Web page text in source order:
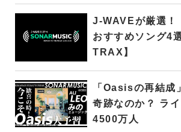
J-WAVEが厳選！
おすすめソング4
TRAX】
「Oasisの再結成
奇跡なのか？ ラ
4500万人